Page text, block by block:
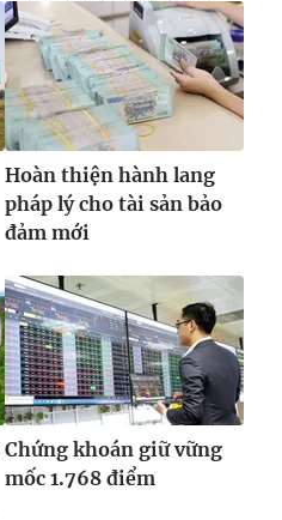
Hoàn thiện hành lang
pháp lý cho tài sản bảo
đảm mới
Chứng khoán giữ vững
mốc 1.768 điểm